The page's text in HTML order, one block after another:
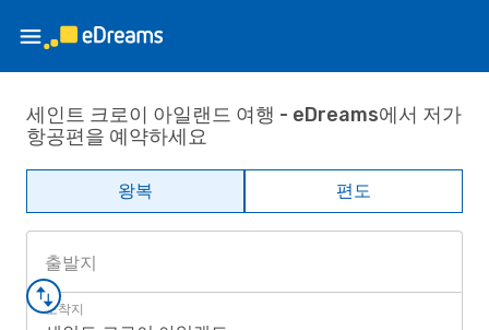
세인트 크로이 아일랜드 여행 - eDreams에서 저가
항공편을 예약하세요
왕복 편도
출발지
도착지